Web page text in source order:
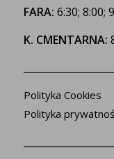
FARA: 6:30; 8:00;
K. CMENTARNA:
Polityka Cookies
Polityka